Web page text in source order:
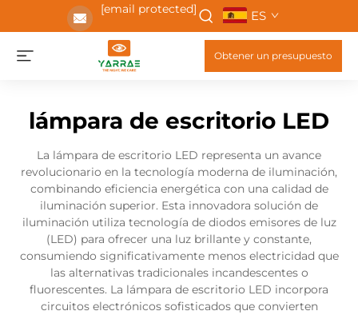
[email protected] ES
Obtener un presupuesto
lámpara de escritorio LED
La lámpara de escritorio LED representa un avance
revolucionario en la tecnología moderna de iluminación,
combinando eficiencia energética con una calidad de
iluminación superior. Esta innovadora solución de
iluminación utiliza tecnología de diodos emisores de luz
(LED) para ofrecer una luz brillante y constante,
consumiendo significativamente menos electricidad que
las alternativas tradicionales incandescentes o
fluorescentes. La lámpara de escritorio LED incorpora
circuitos electrónicos sofisticados que convierten